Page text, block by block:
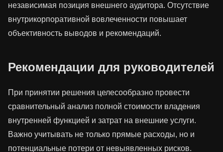
независимая позиция внешнего аудитора. Отсутствие
внутрикорпоративной вовлеченности повышает
объективность выводов и рекомендаций.
Рекомендации для руководителей
При принятии решения целесообразно провести
сравнительный анализ полной стоимости владения
внутренней функцией и затрат на внешние услуги.
Важно учитывать не только прямые расходы, но и
потенциальные потери от невыявленных рисков.